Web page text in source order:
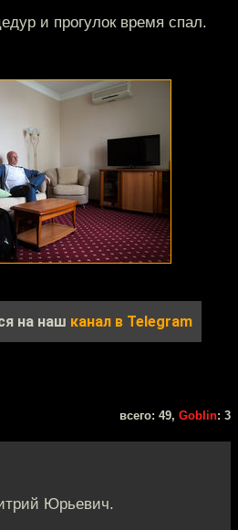
и прогулок время спал.
на наш канал в Telegram
всего: 49, Goblin: 3
Юрьевич.